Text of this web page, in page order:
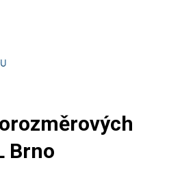
Brno